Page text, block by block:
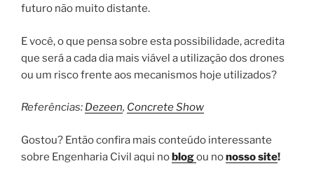
futuro não muito distante.
E você, o que pensa sobre esta possibilidade, acredita
que será a cada dia mais viável a utilização dos drones
ou um risco frente aos mecanismos hoje utilizados?
Referências: Dezeen, Concrete Show
Gostou? Então confira mais conteúdo interessante
sobre Engenharia Civil aqui noblogou nonosso site!